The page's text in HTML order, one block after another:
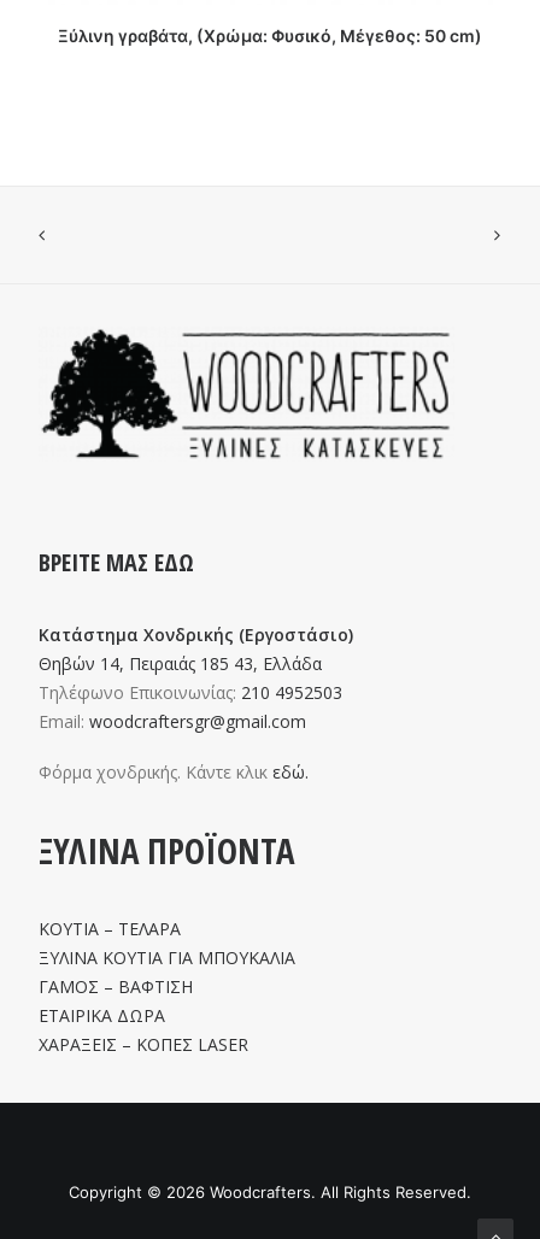
ΔΙΑΒΑΣΤΕ ΠΕΡΙΣΣΟΤΕΡΑ
Ξύλινη γραβάτα, (Χρώμα: Φυσικό, Μέγεθος: 50 cm)
ΒΡΕΙΤΕ ΜΑΣ ΕΔΩ
Κατάστημα Χονδρικής (Εργοστάσιο)
Θηβών 14, Πειραιάς 185 43, Ελλάδα
Τηλέφωνο Επικοινωνίας: 210 4952503
Email: woodcraftersgr@gmail.com
Φόρμα χονδρικής. Κάντε κλικ εδώ.
ΞΥΛΙΝΑ ΠΡΟΪΟΝΤΑ
ΚΟΥΤΙΑ – ΤΕΛΑΡΑ
ΞΥΛΙΝΑ ΚΟΥΤΙΑ ΓΙΑ ΜΠΟΥΚΑΛΙΑ
ΓΑΜΟΣ – ΒΑΦΤΙΣΗ
ΕΤΑΙΡΙΚΑ ΔΩΡΑ
ΧΑΡΑΞΕΙΣ – ΚΟΠΕΣ LASER
Copyright © 2026 Woodcrafters. All Rights Reserved.